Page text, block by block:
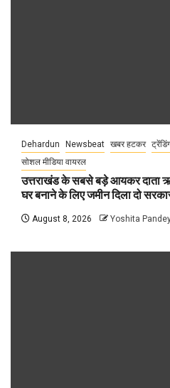
Dehardun Newsbeat खबर हटकर
सोशल मीडिया वायरल
उत्तराखंड के सबसे बड़े आयकर दाता
घर बनाने के लिए जमीन दिला दो
August 8, 2026 Yoshita